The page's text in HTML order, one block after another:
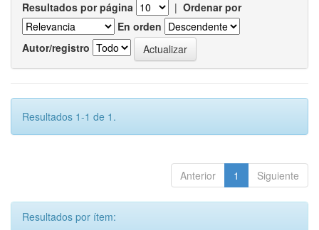
Resultados por página | Ordenar por
En orden
Autor/registro
Resultados 1-1 de 1.
Anterior 1 Siguiente
Resultados por ítem: